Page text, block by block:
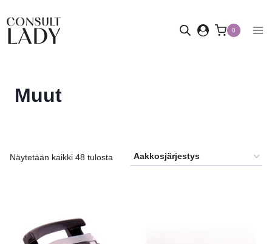
sisältöön
0
Muut
Näytetään kaikki 48 tulosta